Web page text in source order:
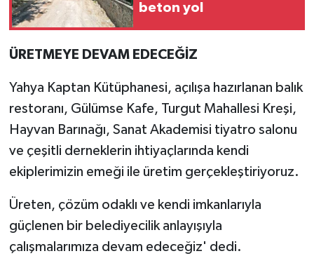
beton yol
ÜRETMEYE DEVAM EDECEĞİZ
Yahya Kaptan Kütüphanesi, açılışa hazırlanan balık
restoranı, Gülümse Kafe, Turgut Mahallesi Kreşi,
Hayvan Barınağı, Sanat Akademisi tiyatro salonu
ve çeşitli derneklerin ihtiyaçlarında kendi
ekiplerimizin emeği ile üretim gerçekleştiriyoruz.
Üreten, çözüm odaklı ve kendi imkanlarıyla
güçlenen bir belediyecilik anlayışıyla
çalışmalarımıza devam edeceğiz' dedi.